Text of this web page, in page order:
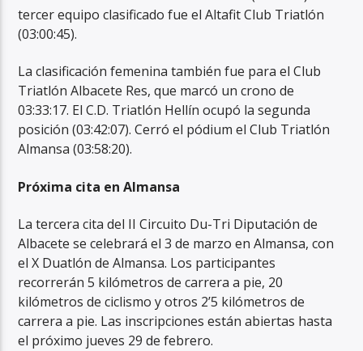
tercer equipo clasificado fue el Altafit Club Triatlón
(03:00:45).
La clasificación femenina también fue para el Club
Triatlón Albacete Res, que marcó un crono de
03:33:17. El C.D. Triatlón Hellín ocupó la segunda
posición (03:42:07). Cerró el pódium el Club Triatlón
Almansa (03:58:20).
Próxima cita en Almansa
La tercera cita del II Circuito Du-Tri Diputación de
Albacete se celebrará el 3 de marzo en Almansa, con
el X Duatlón de Almansa. Los participantes
recorrerán 5 kilómetros de carrera a pie, 20
kilómetros de ciclismo y otros 2’5 kilómetros de
carrera a pie. Las inscripciones están abiertas hasta
el próximo jueves 29 de febrero.